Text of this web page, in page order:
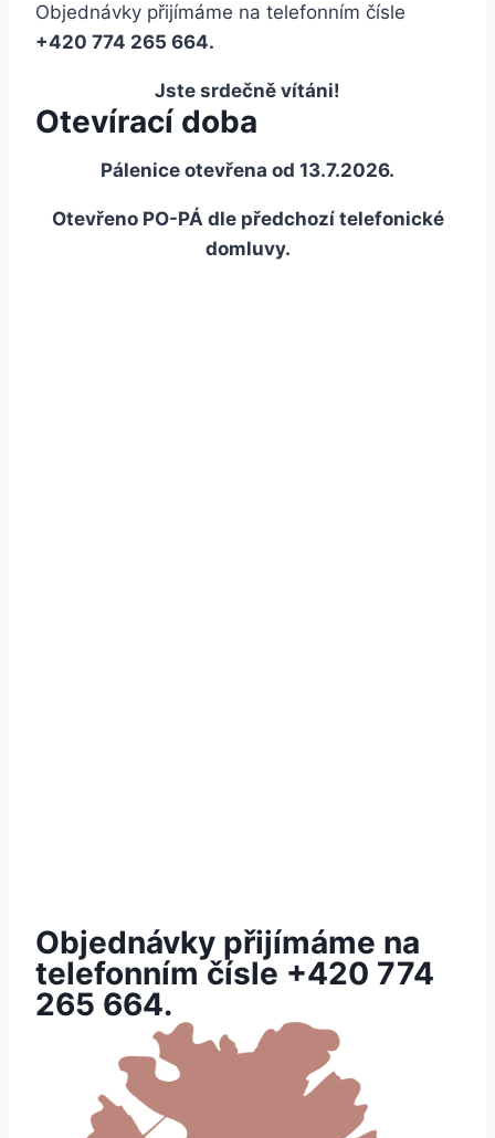
Objednávky přijímáme na telefonním čísle
+420 774 265 664.
Jste srdečně vítáni!
Otevírací doba
Pálenice otevřena od 13.7.2026.
Otevřeno PO-PÁ dle předchozí telefonické
domluvy.
Objednávky přijímáme na
telefonním čísle +420 774
265 664.